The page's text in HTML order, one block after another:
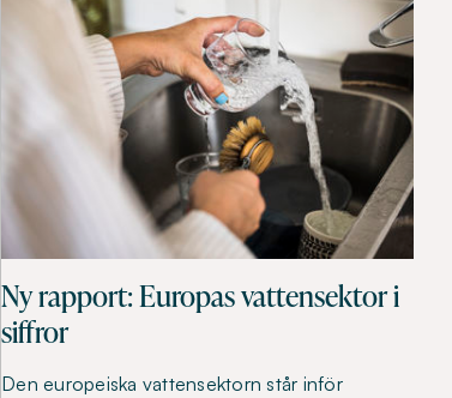
Ny rapport: Europas vattensektor i
siffror
Den europeiska vattensektorn står inför